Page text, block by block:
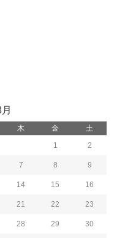
木 金
土
1
2
7 8 9
14 15 16
21 22 23
28 29 30